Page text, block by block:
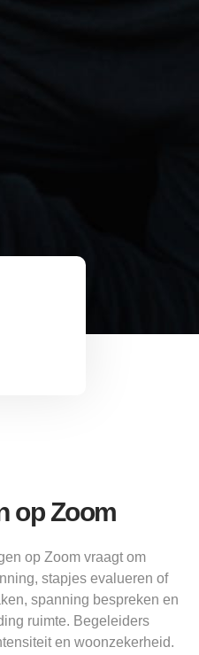
op Zoom
op Zoom vraagt om
stapjes evalueren of
spanning bespreken en
ruimte. Begeleiders
en woonzekerheid.